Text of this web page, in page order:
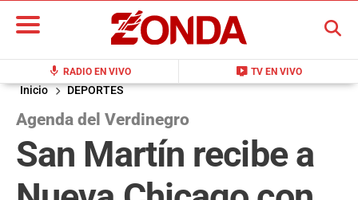
mic RADIO EN VIVO live_tv TV EN VIVO
BUSCAR
Inicio DEPORTES
Agenda del Verdinegro
San Martín recibe a